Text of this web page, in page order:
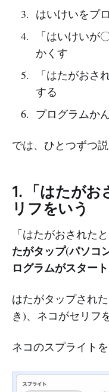
はいけいをプ
「はいけいが
かくす
「はたがおさ
する
プログラムか
では、ひとつずつ
1. 「はたが
リフをいう
「はたがおされた
たがタップ(パソコ
ログラムがスタート
はたがタップされ
き)、ネコがセリフ
ネコのスプライト